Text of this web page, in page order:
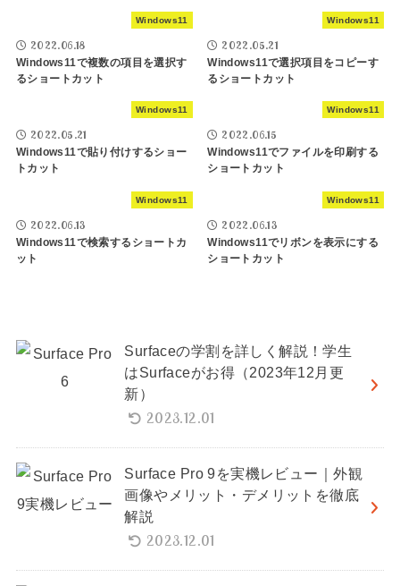
Windows11
2022.06.18
Windows11で複数の項目を選択す
るショートカット
Windows11
2022.05.21
Windows11で選択項目をコピーす
るショートカット
Windows11
2022.05.21
Windows11で貼り付けするショー
トカット
Windows11
2022.06.15
Windows11でファイルを印刷する
ショートカット
Windows11
2022.06.13
Windows11で検索するショートカ
ット
Windows11
2022.06.13
Windows11でリボンを表示にする
ショートカット
Surfaceの学割を詳しく解説！学生
はSurfaceがお得（2023年12月更
新）
2023.12.01
Surface Pro 9を実機レビュー｜外観
画像やメリット・デメリットを徹底
解説
2023.12.01